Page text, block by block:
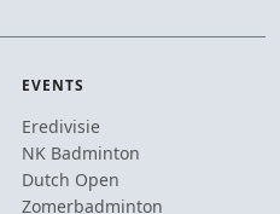
EVENTS
Eredivisie
NK Badminton
Dutch Open
Zomerbadminton